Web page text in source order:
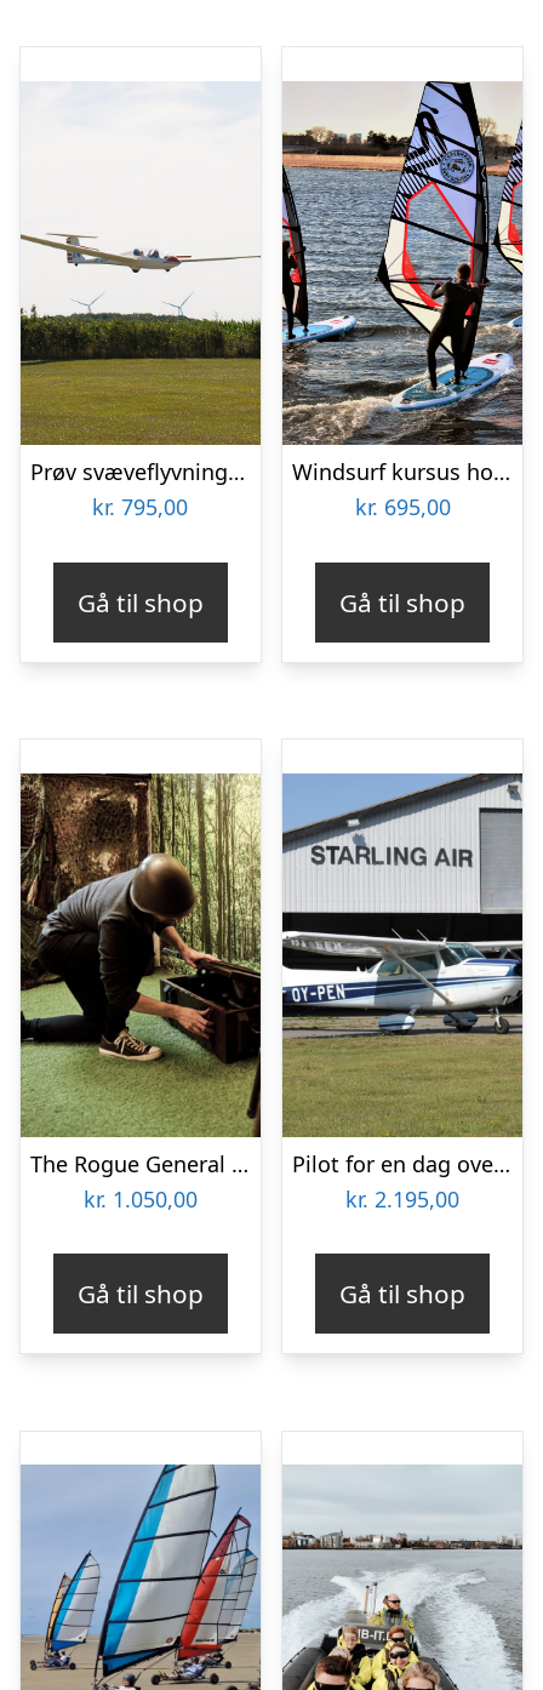
Prøv svæveflyvning hos Viborg Svæveflyveklub
kr. 795,00
Gå til shop
Windsurf kursus hos Copenhagen Surf School
kr. 695,00
Gå til shop
The Rogue General escape room hos Escape Copenhagen
kr. 1.050,00
Gå til shop
Pilot for en dag over Fyn
kr. 2.195,00
Gå til shop